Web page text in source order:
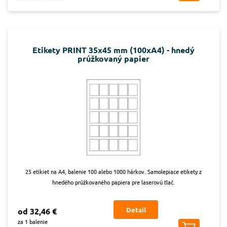
Etikety PRINT 35x45 mm (100xA4) - hnedý
prúžkovaný papier
25 etikiet na A4, balenie 100 alebo 1000 hárkov. Samolepiace etikety z
hnedého prúžkovaného papiera pre laserovú tlač.
od 32,46 €
za 1 balenie
Detail